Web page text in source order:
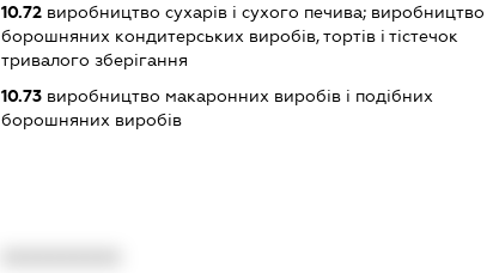
10.72 виробництво сухарів і сухого печива; виробництво
борошняних кондитерських виробів, тортів і тістечок
тривалого зберігання
10.73 виробництво макаронних виробів і подібних
борошняних виробів